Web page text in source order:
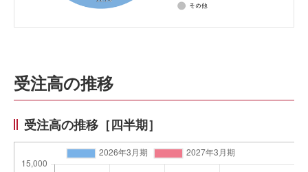
受注高の推移
受注高の推移［四半期］